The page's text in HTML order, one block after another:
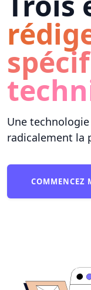
Une
radicalement la
COMMENCEZ